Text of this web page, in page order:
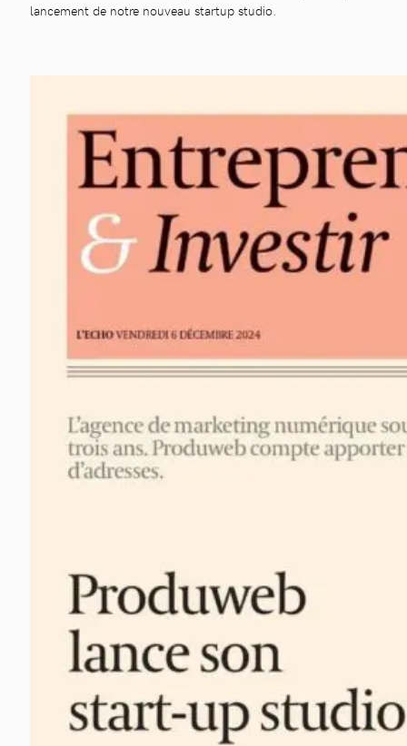
lancement de notre nouveau startup studio.